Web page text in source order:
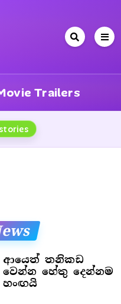
Trailers
ආයෙත් තනිකඩ
වෙන්න හේතු දෙන්නම
හංඟයි